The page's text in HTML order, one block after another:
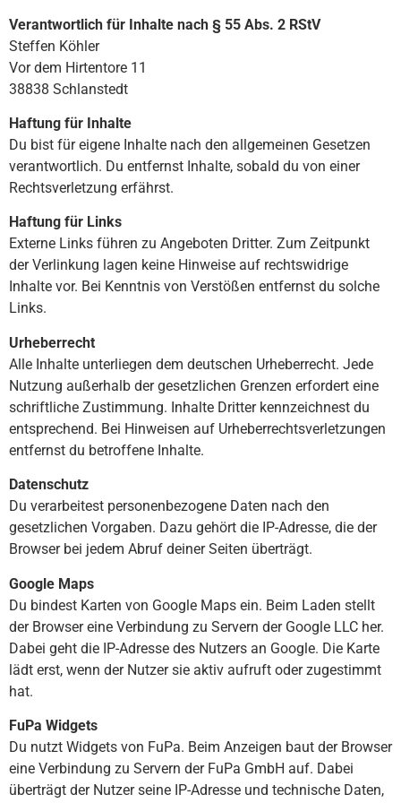
Verantwortlich für Inhalte nach § 55 Abs. 2 RStV
Steffen Köhler
Vor dem Hirtentore 11
38838 Schlanstedt
Haftung für Inhalte
Du bist für eigene Inhalte nach den allgemeinen Gesetzen
verantwortlich. Du entfernst Inhalte, sobald du von einer
Rechtsverletzung erfährst.
Haftung für Links
Externe Links führen zu Angeboten Dritter. Zum Zeitpunkt
der Verlinkung lagen keine Hinweise auf rechtswidrige
Inhalte vor. Bei Kenntnis von Verstößen entfernst du solche
Links.
Urheberrecht
Alle Inhalte unterliegen dem deutschen Urheberrecht. Jede
Nutzung außerhalb der gesetzlichen Grenzen erfordert eine
schriftliche Zustimmung. Inhalte Dritter kennzeichnest du
entsprechend. Bei Hinweisen auf Urheberrechtsverletzungen
entfernst du betroffene Inhalte.
Datenschutz
Du verarbeitest personenbezogene Daten nach den
gesetzlichen Vorgaben. Dazu gehört die IP-Adresse, die der
Browser bei jedem Abruf deiner Seiten überträgt.
Google Maps
Du bindest Karten von Google Maps ein. Beim Laden stellt
der Browser eine Verbindung zu Servern der Google LLC her.
Dabei geht die IP-Adresse des Nutzers an Google. Die Karte
lädt erst, wenn der Nutzer sie aktiv aufruft oder zugestimmt
hat.
FuPa Widgets
Du nutzt Widgets von FuPa. Beim Anzeigen baut der Browser
eine Verbindung zu Servern der FuPa GmbH auf. Dabei
überträgt der Nutzer seine IP-Adresse und technische Daten,